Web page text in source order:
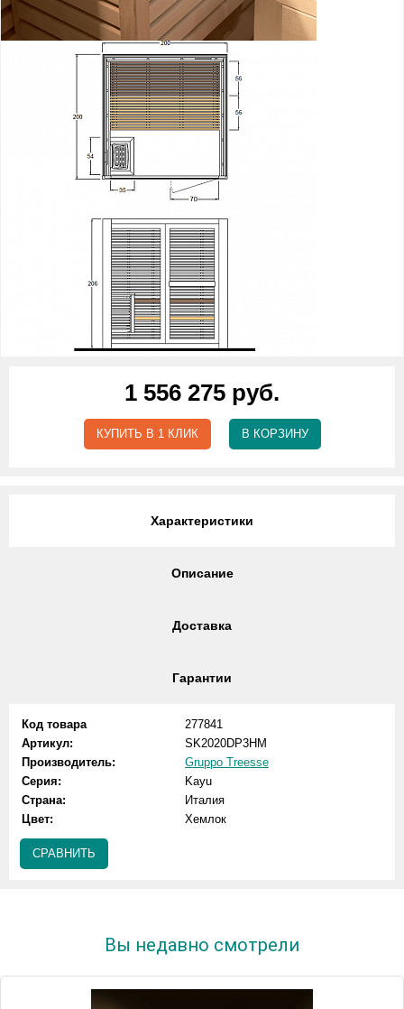
1 556 275 руб.
КУПИТЬ В 1 КЛИК В КОРЗИНУ
Характеристики
Описание
Доставка
Гарантии
Код товара
277841
Артикул:
SK2020DP3HM
Производитель:
Gruppo Treesse
Серия:
Kayu
Страна:
Италия
Цвет:
Хемлок
СРАВНИТЬ
Вы недавно смотрели